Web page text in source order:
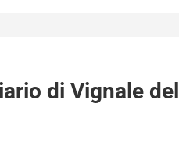
di Vignale